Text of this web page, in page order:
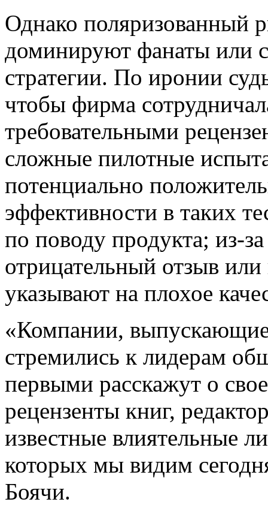
Однако поляризованный
доминируют фанаты или
стратегии. По иронии
чтобы фирма
требовательными
сложные пилотные
потенциально
эффективности в таких
по поводу продукта; из-
отрицательный отзыв или
указывают на плохое
«Компании,
стремились к лидерам
первыми расскажут о
рецензенты книг,
известные влиятельные
которых мы видим
Боячи.